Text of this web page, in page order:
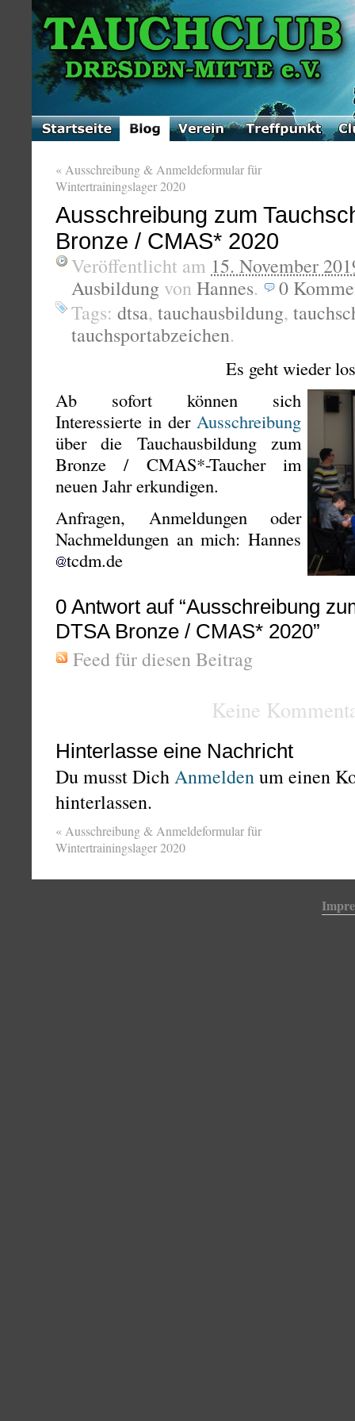
« Ausschreibung & Anmeldeformular für
Wintertrainingslager 2020
Ausschreibung zum
Bronze / CMAS* 2020
Veröffentlicht am 15. November
Ausbildung von Hannes. 0
Tags: dtsa, tauchausbildung,
tauchsportabzeichen.
Es geht wieder
Ab sofort können sich
Interessierte in der Ausschreibung
über die Tauchausbildung zum
Bronze / CMAS*-Taucher im
neuen Jahr erkundigen.
Anfragen, Anmeldungen oder
Nachmeldungen an mich: Hannes
tcdm.de
0 Antwort auf “Ausschreibung
DTSA Bronze / CMAS* 2020”
Feed für diesen Beitrag
Keine
Hinterlasse eine Nachricht
Du musst DichAnmeldenum einen
hinterlassen.
« Ausschreibung & Anmeldeformular für
Wintertrainingslager 2020